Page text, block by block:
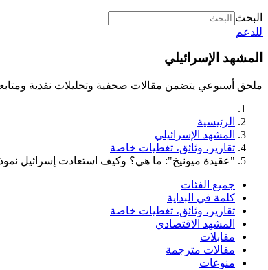
البحث
للدعم
المشهد الإسرائيلي
ملحق أسبوعي يتضمن مقالات صحفية وتحليلات نقدية
الرئيسية
المشهد الإسرائيلي
تقارير، وثائق، تغطيات خاصة
"عقيدة ميونيخ": ما هي؟ وكيف استعادت إسرائيل نموذجها بعد
جميع الفئات
كلمة في البداية
تقارير، وثائق، تغطيات خاصة
المشهد الاقتصادي
مقابلات
مقالات مترجمة
منوعات